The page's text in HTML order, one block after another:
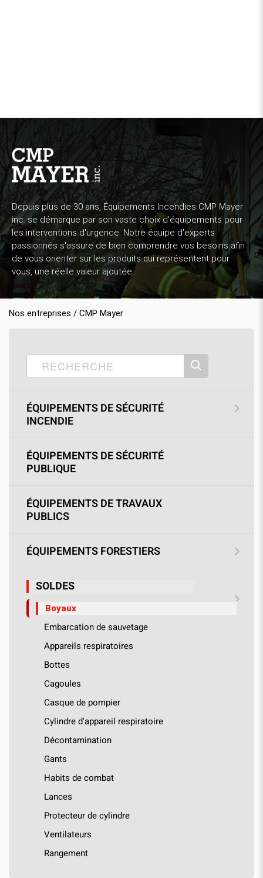
Depuis plus de 30 ans, Équipements Incendies CMP Mayer
inc. se démarque par son vaste choix d'équipements pour
les interventions d'urgence. Notre équipe d'experts
passionnés s'assure de bien comprendre vos besoins afin
de vous orienter sur les produits qui représentent pour
vous, une réelle valeur ajoutée.
Nos entreprises / CMP Mayer
ÉQUIPEMENTS DE SÉCURITÉ
INCENDIE
ÉQUIPEMENTS DE SÉCURITÉ
PUBLIQUE
ÉQUIPEMENTS DE TRAVAUX
PUBLICS
ÉQUIPEMENTS FORESTIERS
SOLDES
Boyaux
Embarcation de sauvetage
Appareils respiratoires
Bottes
Cagoules
Casque de pompier
Cylindre d'appareil respiratoire
Décontamination
Gants
Habits de combat
Lances
Protecteur de cylindre
Ventilateurs
Rangement